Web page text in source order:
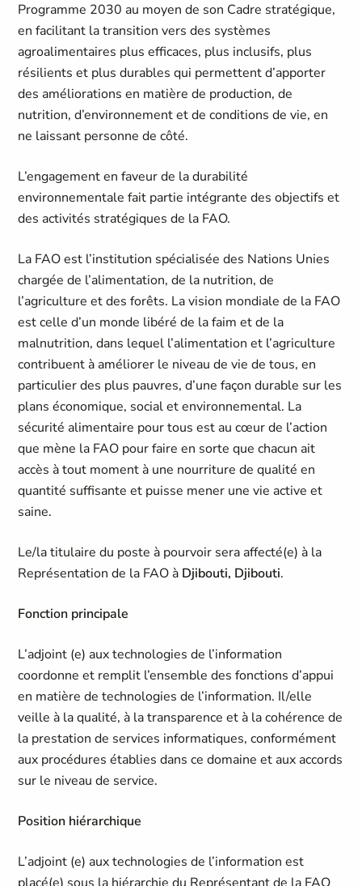
Programme 2030 au moyen de son Cadre stratégique,
en facilitant la transition vers des systèmes
agroalimentaires plus efficaces, plus inclusifs, plus
résilients et plus durables qui permettent d’apporter
des améliorations en matière de production, de
nutrition, d’environnement et de conditions de vie, en
ne laissant personne de côté.
L’engagement en faveur de la durabilité
environnementale fait partie intégrante des objectifs et
des activités stratégiques de la FAO.
La FAO est l’institution spécialisée des Nations Unies
chargée de l’alimentation, de la nutrition, de
l’agriculture et des forêts. La vision mondiale de la FAO
est celle d’un monde libéré de la faim et de la
malnutrition, dans lequel l’alimentation et l’agriculture
contribuent à améliorer le niveau de vie de tous, en
particulier des plus pauvres, d’une façon durable sur les
plans économique, social et environnemental. La
sécurité alimentaire pour tous est au cœur de l’action
que mène la FAO pour faire en sorte que chacun ait
accès à tout moment à une nourriture de qualité en
quantité suffisante et puisse mener une vie active et
saine.
Le/la titulaire du poste à pourvoir sera affecté(e) à la
Représentation de la FAO à Djibouti, Djibouti.
Fonction principale
L’adjoint (e) aux technologies de l’information
coordonne et remplit l’ensemble des fonctions d’appui
en matière de technologies de l’information. Il/elle
veille à la qualité, à la transparence et à la cohérence de
la prestation de services informatiques, conformément
aux procédures établies dans ce domaine et aux accords
sur le niveau de service.
Position hiérarchique
L’adjoint (e) aux technologies de l’information est